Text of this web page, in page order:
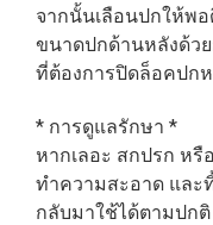
จากนั้นเลือนปกให้พ
ขนาดปกด้านหลังด้วย
ที่ต้องการปิดล็อคปก
* การดูแลรักษา *
หากเลอะ สกปรก ห
ทำความสะอาด และ
กลับมาใช้ได้ตามปกติ